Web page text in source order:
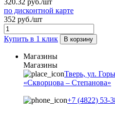
по дисконтной карте
352 руб./шт
Купить в 1 клик В корзину
Магазины
Магазины
Тверь, ул.
«Скворцова – Степанова»
+7 (4822) 53-